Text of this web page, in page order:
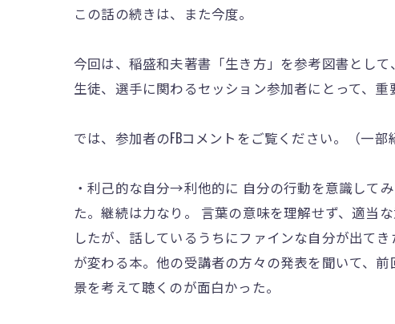
この話の続きは、また今度。
今回は、稲盛和夫著書「生き方」を参考図書として
生徒、選手に関わるセッション参加者にとって、重
では、参加者のFBコメントをご覧ください。（一部
・利己的な自分→利他的に 自分の行動を意識して
た。継続は力なり。 言葉の意味を理解せず、適当
したが、話しているうちにファインな自分が出て
が変わる本。他の受講者の方々の発表を聞いて、
景を考えて聴くのが面白かった。